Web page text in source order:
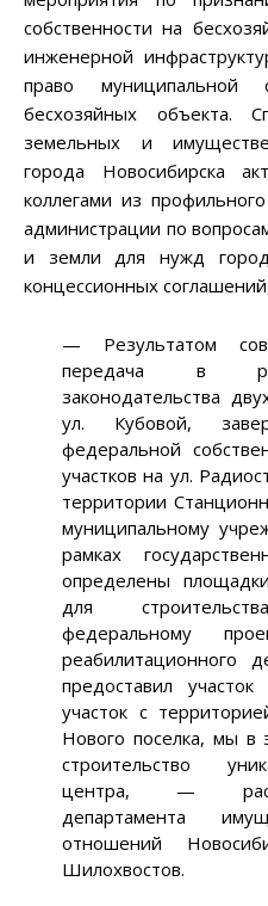
собственности на
инженерной
право муниципальной
бесхозяйных объекта.
земельных и
города Новосибирска
коллегами из
администрации по
и земли для нужд
концессионных
— Результатом
передача в
законодательства
ул. Кубовой,
федеральной
участков на ул.
территории
муниципальному
рамках
определены
для
федеральному
реабилитационного
предоставил
участок с
Нового поселка, мы в
строительство
центра, —
департамента
отношений
Шилохвостов.